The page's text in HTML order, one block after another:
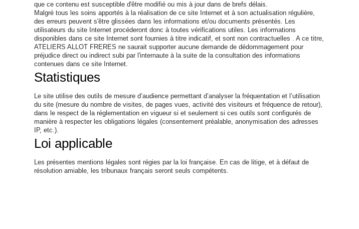
que ce contenu est susceptible d'être modifié ou mis à jour dans de brefs délais.
Malgré tous les soins apportés à la réalisation de ce site Internet et à son actualisation régulière,
des erreurs peuvent s'être glissées dans les informations et/ou documents présentés. Les
utilisateurs du site Internet procéderont donc à toutes vérifications utiles. Les informations
disponibles dans ce site Internet sont fournies à titre indicatif, et sont non contractuelles . A ce titre,
ATELIERS ALLOT FRERES ne saurait supporter aucune demande de dédommagement pour
préjudice direct ou indirect subi par l'internaute à la suite de la consultation des informations
contenues dans ce site Internet.
Statistiques
Le site utilise des outils de mesure d’audience permettant d’analyser la fréquentation et l’utilisation
du site (mesure du nombre de visites, de pages vues, activité des visiteurs et fréquence de retour),
dans le respect de la réglementation en vigueur si et seulement si ces outils sont configurés de
manière à respecter les obligations légales (consentement préalable, anonymisation des adresses
IP, etc.).
Loi applicable
Les présentes mentions légales sont régies par la loi française. En cas de litige, et à défaut de
résolution amiable, les tribunaux français seront seuls compétents.